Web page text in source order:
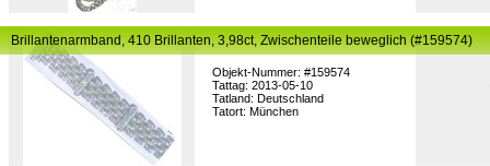
Objekt-Nummer: #159574
Tattag: 2013-05-10
Tatland: Deutschland
Tatort: München
Brillantenarmband, 410 Brillanten, 3,98ct, Zwischenteile beweglich (#159574)